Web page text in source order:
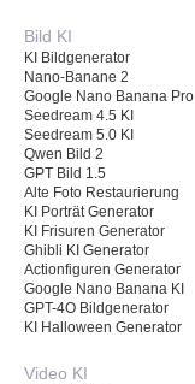
Bild KI
KI Bildgenerator
Nano-Banane 2
Google Nano Banana Pro
Seedream 4.5 KI
Seedream 5.0 KI
Qwen Bild 2
GPT Bild 1.5
Alte Foto Restaurierung
KI Porträt Generator
KI Frisuren Generator
Ghibli KI Generator
Actionfiguren Generator
Google Nano Banana KI
GPT-4O Bildgenerator
KI Halloween Generator
Video KI